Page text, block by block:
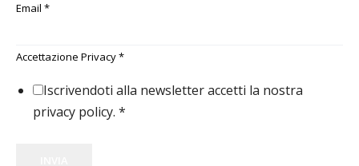
Email *
Accettazione Privacy*
Iscrivendoti alla newsletter accetti la nostra
privacy policy. *